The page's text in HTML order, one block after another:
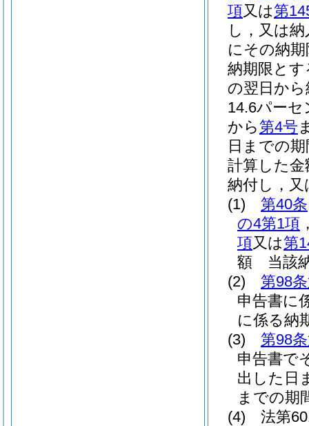
項又は第
し，又は
にその納期
納期限とす
の翌日か
14.6パーセ
から第4号
日までの
計算した
納付し，
(1)
第40条
の4第1項
項又は第
額 当該
(2)
第98
申告書に
に係る納
(3)
第98
申告書で
出した日
までの期
(4)
法第